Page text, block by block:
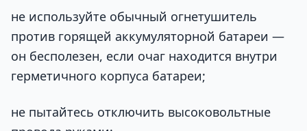
не используйте обычный огнетушитель
против горящей аккумуляторной батареи —
он бесполезен, если очаг находится внутри
герметичного корпуса батареи;
не пытайтесь отключить высоковольтные